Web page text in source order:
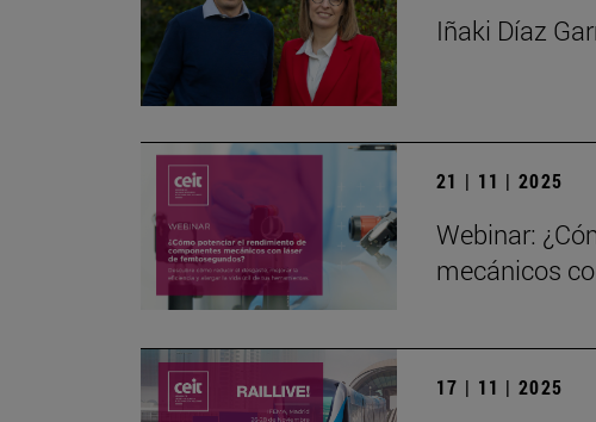
Iñaki Díaz
21 | 11 | 2025
Webinar:
mecánicos
17 | 11 | 2025